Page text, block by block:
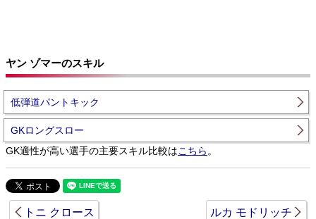
ヤン ゾマーのスキル
低弾道パントキック
GKロングスロー
GK適性が高い選手の主要スキル比較はこちら 。
トニ クロース ルカ モドリッチ